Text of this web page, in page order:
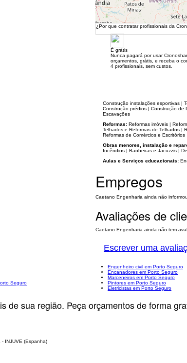
¿Por que contratar profissionais da
É grátis
Nunca pagará por usar
orçamentos, grátis, e receba o
4 profissionais, sem custos.
Construção instalações esportivas |
Construção prédios | Construção de
Escavações
Reformas: Reformas imóveis |
Telhados e Reformas de Telhados |
Reformas de Comércios e Escritórios
Obras menores, instalação e
Incêndios | Banheiras e Jacuzzis |
Aulas e Serviços educacionais:
Empregos
Caetano Engenharia ainda não
Avaliações de
Caetano Engenharia ainda não tem
Escrever uma
Seguro
Engenheiro civil em Porto Seguro
Encanadores em Porto Seguro
Marceneiros em Porto Seguro
Pintores em Porto Seguro
Eletricistas em Porto Seguro
de sua região. Peça orçamentos de forma